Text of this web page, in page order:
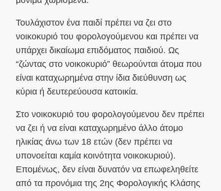
Τουλάχιστον ένα παιδί πρέπει να ζει στο
νοικοκυριό του φορολογούμενου και πρέπει να
υπάρχει δικαίωμα επιδόματος παιδιού. Ως
“ζώντας στο νοικοκυριό” θεωρούνται άτομα που
είναι καταχωρημένα στην ίδια διεύθυνση ως
κύρια ή δευτερεύουσα κατοικία.
Στο νοικοκυριό του φορολογούμενου δεν πρέπει
να ζει ή να είναι καταχωρημένο άλλο άτομο
ηλικίας άνω των 18 ετών (δεν πρέπει να
υπονοείται καμία κοινότητα νοικοκυριού).
Επομένως, δεν είναι δυνατόν να επωφεληθείτε
από τα προνόμια της 2ης Φορολογικής Κλάσης